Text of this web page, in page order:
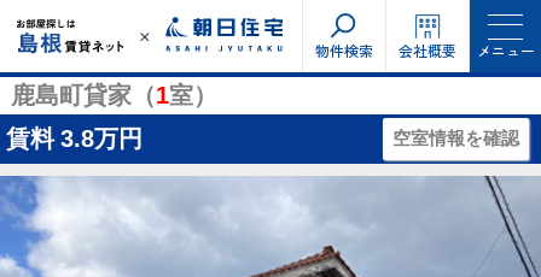
物件検索 会社概要 メニュー
鹿島町貸家（1室）
賃料 3.8万円 空室情報を確認